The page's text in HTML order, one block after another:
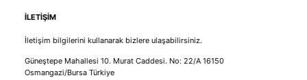
İLETİŞİM
İletişim bilgilerini kullanarak bizlere ulaşabilirsiniz.
Güneştepe Mahallesi 10. Murat Caddesi. No: 22/A 16150
Osmangazi/Bursa Türkiye